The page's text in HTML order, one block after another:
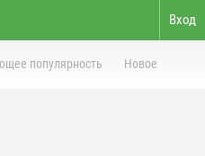
Вход
популярность Новое